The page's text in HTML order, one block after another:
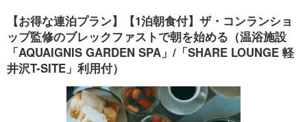
【お得な連泊プラン】【1泊朝食付】ザ・コンランショ
ップ監修のブレックファストで朝を始める（温浴施設
「AQUAIGNIS GARDEN SPA」/「SHARE LOUNGE 軽
井沢T-SITE」利用付）